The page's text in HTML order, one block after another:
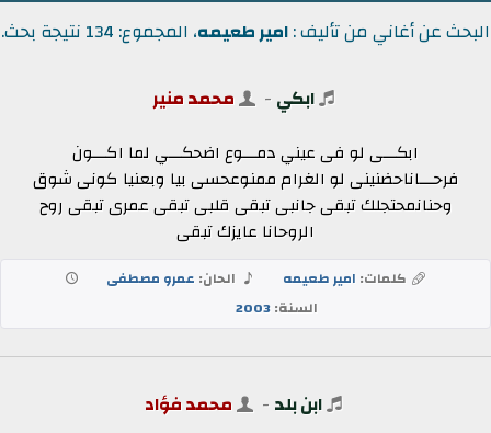
البحث عن أغاني من تأليف :امير طعيمه، المجموع: 134 نتيجة بحث.
ابكي - محمد منير
ابكـــى لو فى عيني دمـــوع اضحكـــي لما اكـــون
فرحـــاناحضنينى لو الغرام ممنوعحسى بيا وبعنيا كونى شوق
وحنانمحتجلك تبقى جانبى تبقى قلبى تبقى عمرى تبقى روح
الروحانا عايزك تبقى
كلمات: امير طعيمه الحان: عمرو مصطفى
السنة:2003
ابن بلد - محمد فؤاد